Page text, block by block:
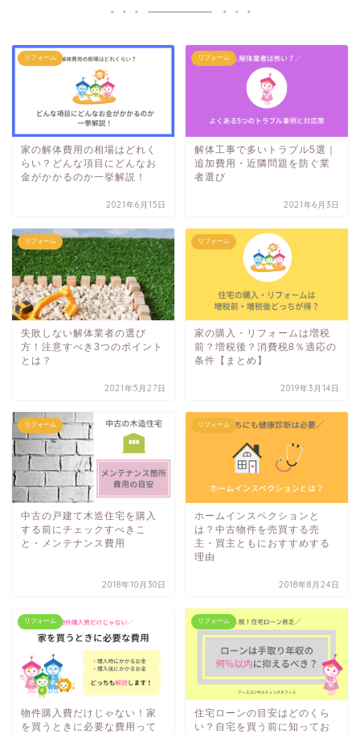
リフォーム
家の解体費用の相場はどれく
らい？どんな項目にどんなお
金がかかるのか一挙解説！
2021年6月15日
リフォーム
解体工事で多いトラブル5選｜
追加費用・近隣問題を防ぐ業
者選び
2021年6月3日
リフォーム
失敗しない解体業者の選び
方！注意すべき3つのポイント
とは？
2021年5月27日
リフォーム
家の購入・リフォームは増税
前？増税後？消費税8％適応の
条件【まとめ】
2019年3月14日
リフォーム
中古の戸建て木造住宅を購入
する前にチェックすべきこ
と・メンテナンス費用
2018年10月30日
リフォーム
ホームインスペクションと
は？中古物件を売買する売
主・買主ともにおすすめする
理由
2018年8月24日
リフォーム
物件購入費だけじゃない！家
を買うときに必要な費用って
リフォーム
住宅ローンの目安はどのくら
い？自宅を買う前に知ってお